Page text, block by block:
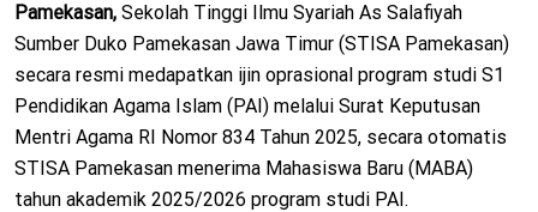
S
T
E
D
O
N
Pamekasan, Sekolah Tinggi Ilmu Syariah As Salafiyah
Sumber Duko Pamekasan Jawa Timur (STISA Pamekasan)
secara resmi medapatkan ijin oprasional program studi S1
Pendidikan Agama Islam (PAI) melalui Surat Keputusan
Mentri Agama RI Nomor 834 Tahun 2025, secara otomatis
STISA Pamekasan menerima Mahasiswa Baru (MABA)
tahun akademik 2025/2026 program studi PAI.